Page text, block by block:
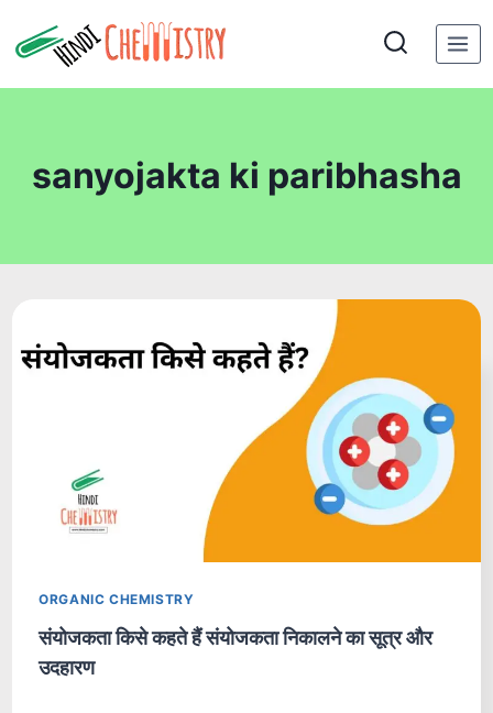
to
sanyojakta ki paribhasha
ORGANIC CHEMISTRY
संयोजकता किसे कहते हैं संयोजकता निकालने का सूत्र और
उदहारण